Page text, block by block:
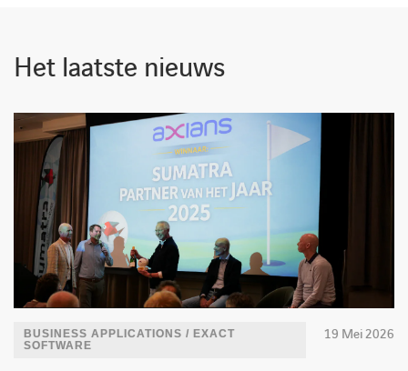
LINKEDINYOUTUBEFACEBOOK
TWITTER
Het laatste nieuws
19 Mei 2026
BUSINESS APPLICATIONS / EXACT
SOFTWARE